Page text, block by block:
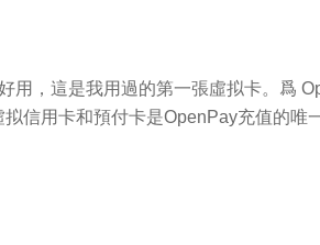
用，這是我用過的第一張虛拟卡。爲
信用卡和預付卡是OpenPay充值的唯